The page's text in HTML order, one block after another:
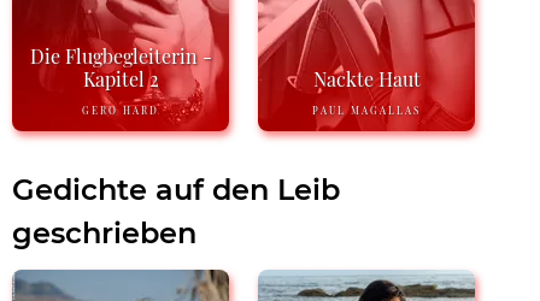
Die Flugbegleiterin -
Kapitel 2
GERO HARD
Nackte Haut
PAUL MAGALLAS
Gedichte auf den Leib
geschrieben